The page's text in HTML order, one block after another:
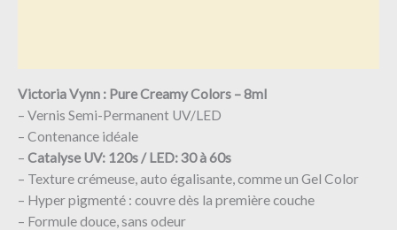
Victoria Vynn : Pure Creamy Colors – 8ml
– Vernis Semi-Permanent UV/LED
– Contenance idéale
– Catalyse UV: 120s / LED: 30 à 60s
– Texture crémeuse, auto égalisante, comme un Gel Color
– Hyper pigmenté : couvre dès la première couche
– Formule douce, sans odeur